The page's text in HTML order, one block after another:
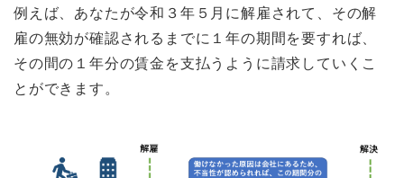
例えば、あなたが令和３年５月に解雇されて、その解
雇の無効が確認されるまでに１年の期間を要すれば、
その間の１年分の賃金を支払うように請求していくこ
とができます。